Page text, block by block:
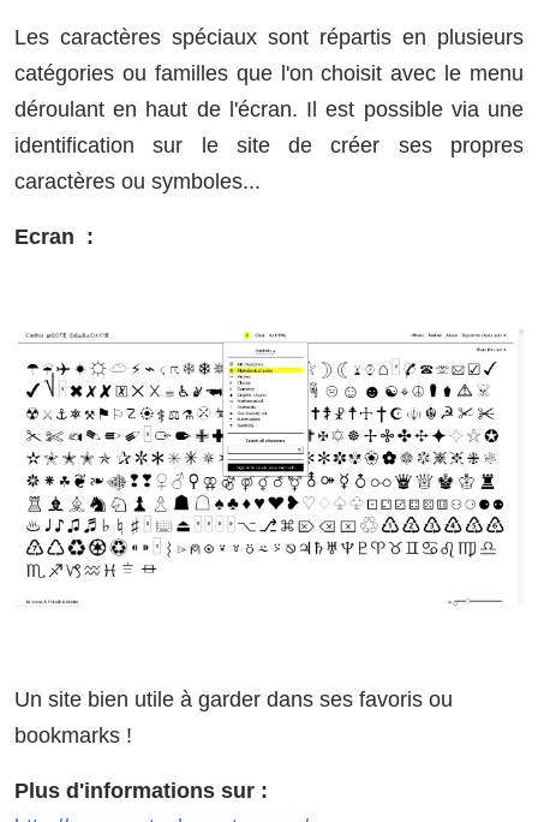
Les caractères spéciaux sont répartis en plusieurs
catégories ou familles que l'on choisit avec le menu
déroulant en haut de l'écran. Il est possible via une
identification sur le site de créer ses propres
caractères ou symboles...
Ecran :
Un site bien utile à garder dans ses favoris ou
bookmarks !
Plus d'informations sur :